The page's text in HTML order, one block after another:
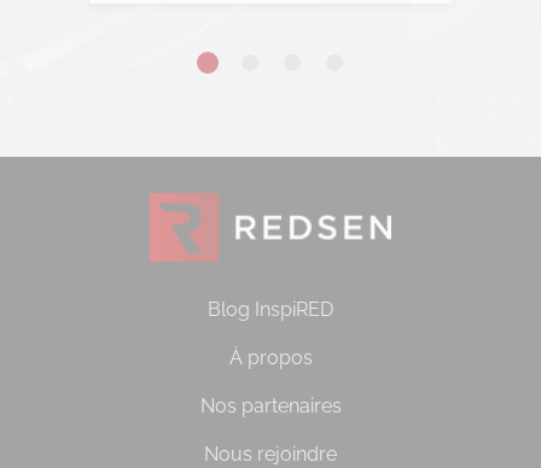
Blog InspiRED
À propos
Nos partenaires
Nous rejoindre